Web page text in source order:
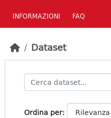
INFORMAZIONI FAQ
Dataset
Ordina per